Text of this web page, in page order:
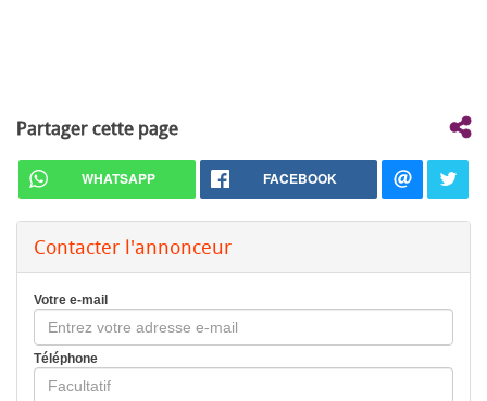
Partager cette page
WHATSAPP FACEBOOK
Contacter l'annonceur
Votre e-mail
Téléphone